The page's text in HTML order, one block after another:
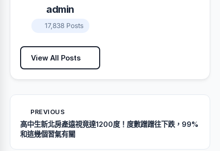
admin
17,838 Posts
View All Posts
PREVIOUS
高中生新北房產遠視竟達1200度！度數蹭蹭往下跌，99%
和這幾個習氣有關